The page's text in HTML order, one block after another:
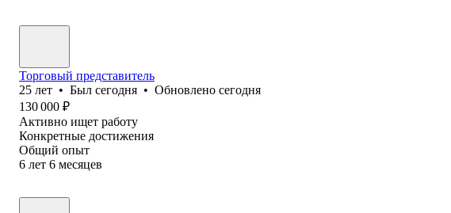
Торговый представитель
25 лет • Был сегодня • Обновлено сегодня
130 000 ₽
Активно ищет работу
Конкретные достижения
Общий опыт
6 лет 6 месяцев